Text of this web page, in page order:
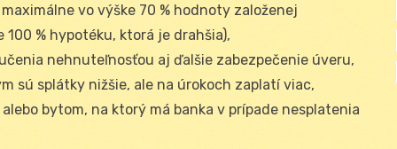
vo výške 70 % hodnoty založenej
% hypotéku, ktorá je drahšia),
nehnuteľnosťou aj ďalšie zabezpečenie úveru,
sú splátky nižšie, ale na úrokoch zaplatí viac,
bytom, na ktorý má banka v prípade nesplatenia